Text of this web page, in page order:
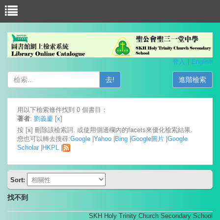
登入 English
去! 進階檢索
用以下檢索條件找到 0 個書目：
著者: 劉義慶 [x]
按 [x] 刪除該檢索詞. 或使用側邊欄內的facets來優化檢索結果.
您也可以轉去搜尋:Google |Yahoo |Bing |Google圖片 |Google
Scholar |HKPL |
Sort:
找不到
SKH Holy Trinity Church Secondary School